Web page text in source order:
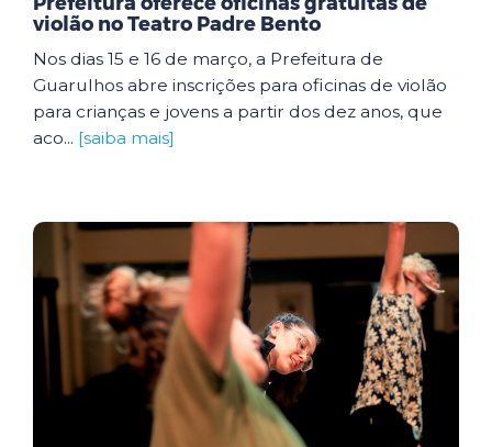
violão no Teatro Padre Bento
Nos dias 15 e 16 de março, a Prefeitura de
Guarulhos abre inscrições para oficinas de violão
para crianças e jovens a partir dos dez anos, que
aco... [saiba mais]